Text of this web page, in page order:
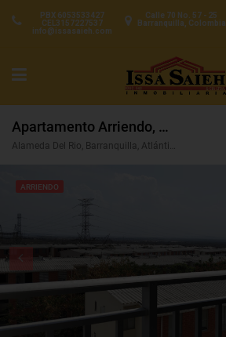
Calle 70 No. 57 - 25
Barranquilla, Colombia
PBX 6053533427
CEL3157227537
info@issasaieh.com
Apartamento Arriendo, Alameda Del Rio, Barranquilla (31172)
Alameda Del Rio, Barranquilla, Atlántico, Colombia
ARRIENDO